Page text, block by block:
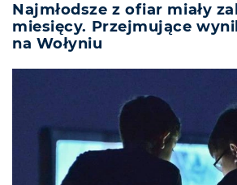
Najmłodsze z ofiar miały
miesięcy. Przejmujące
na Wołyniu